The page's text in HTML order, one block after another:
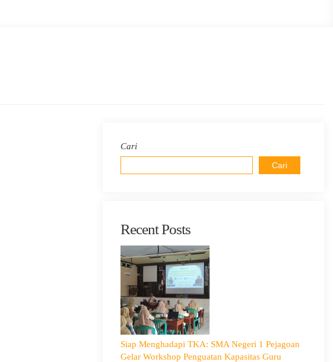
Cari
Cari
Recent Posts
Siap Menghadapi TKA: SMA Negeri 1 Pejagoan
Gelar Workshop Penguatan Kapasitas Guru